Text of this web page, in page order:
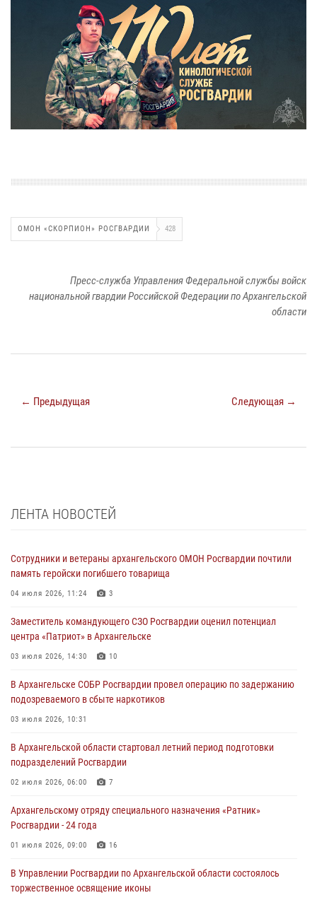
ОМОН «СКОРПИОН» РОСГВАРДИИ 428
Пресс-служба Управления Федеральной службы войск
национальной гвардии Российской Федерации по Архангельской
области
← Предыдущая Следующая →
ЛЕНТА НОВОСТЕЙ
Сотрудники и ветераны архангельского ОМОН Росгвардии почтили
память геройски погибшего товарища
04 июля 2026, 11:24 3
Заместитель командующего СЗО Росгвардии оценил потенциал
центра «Патриот» в Архангельске
03 июля 2026, 14:30 10
В Архангельске СОБР Росгвардии провел операцию по задержанию
подозреваемого в сбыте наркотиков
03 июля 2026, 10:31
В Архангельской области стартовал летний период подготовки
подразделений Росгвардии
02 июля 2026, 06:00 7
Архангельскому отряду специального назначения «Ратник»
Росгвардии - 24 года
01 июля 2026, 09:00 16
В Управлении Росгвардии по Архангельской области состоялось
торжественное освящение иконы